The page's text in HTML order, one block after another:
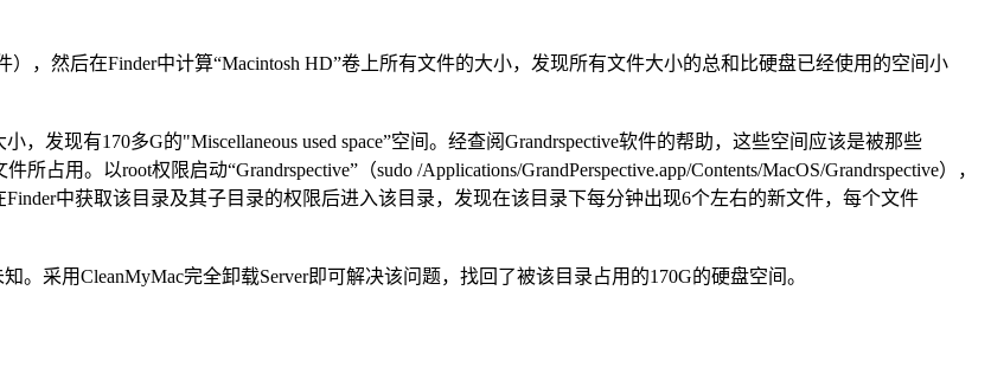
，然后在Finder中计算“Macintosh HD”卷上所有文件的大小，发现所有文件大小的总和比硬盘已经使用的空间小
，发现有170多G的"Miscellaneous used space”空间。经查阅Grandrspective软件的帮助，这些空间应该是被那些
占用。以root权限启动“Grandrspective”（sudo /Applications/GrandPerspective.app/Contents/MacOS/Grandrspective），
Finder中获取该目录及其子目录的权限后进入该目录，发现在该目录下每分钟出现6个左右的新文件，每个文件
。采用CleanMyMac完全卸载Server即可解决该问题，找回了被该目录占用的170G的硬盘空间。